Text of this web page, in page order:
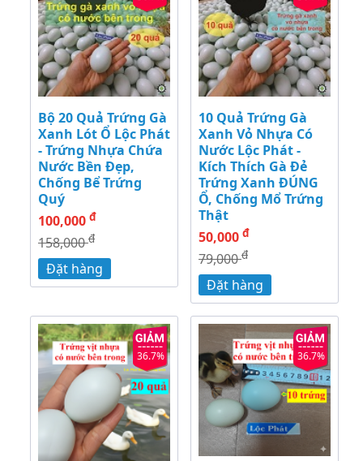
Bộ 20 Quả Trứng Gà
Xanh Lót Ổ Lộc Phát
- Trứng Nhựa Chứa
Nước Bền Đẹp,
Chống Bể Trứng
Quý
100,000 đ
158,000đ
Đặt hàng
10 Quả Trứng Gà
Xanh Vỏ Nhựa Có
Nước Lộc Phát -
Kích Thích Gà Đẻ
Trứng Xanh ĐÚNG
Ổ, Chống Mổ Trứng
Thật
50,000 đ
79,000đ
Đặt hàng
36.7% 36.7%